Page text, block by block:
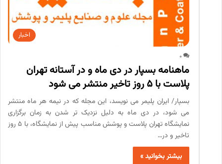
اخبار
0
ماهنامه بسپار در دی ماه و در آستانه تهران
پلاست با 5 روز تاخیر منتشر می شود
بسپار/ ایران پلیمر می نویسد، این مجله که در نیمه هر ماه منتشر
می شود، در دی ماه به دلیل نزدیک تر شدن به زمان برگزاری
نمایشگاه تهران پلاست و پوشش مناسب پیش از نمایشگاه، با 5 روز
تاخیر و در…
بیشتر بخوانید »